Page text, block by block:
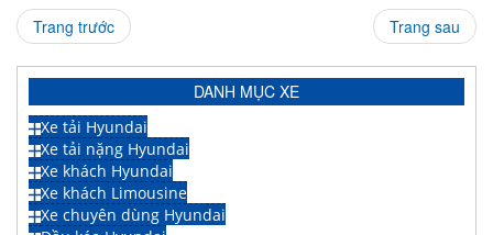
DANH MỤC XE
Xe tải Hyundai
Xe tải nặng Hyundai
Xe khách Hyundai
Xe khách Limousine
Xe chuyên dùng Hyundai
Trang trước Trang sau